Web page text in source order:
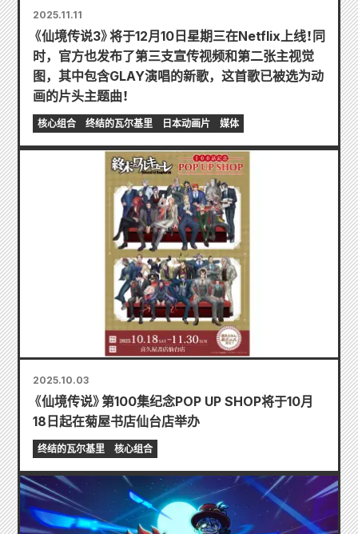
2025.11.11
《仙境传说3》将于12月10日星期三在Netflix上线！同
时，官方也发布了第三支宣传视频和第二张主视觉
图，其中包含GLAY演唱的新歌，这首歌已被选为动
画的片头主题曲！
核心组合 终结的瓦尔基里 日本动画片 媒体
2025.10.03
《仙境传说》第100集纪念POP UP SHOP将于10月
18日起在菊屋书店仙台店举办
终结的瓦尔基里 核心组合